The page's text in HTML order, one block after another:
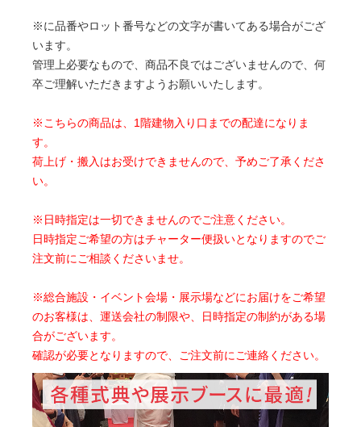
※に品番やロット番号などの文字が書いてある場合がござ
います。
管理上必要なもので、商品不良ではございませんので、何
卒ご理解いただきますようお願いいたします。
※こちらの商品は、1階建物入り口までの配達になりま
す。
荷上げ・搬入はお受けできませんので、予めご了承くださ
い。
※日時指定は一切できませんのでご注意ください。
日時指定ご希望の方はチャーター便扱いとなりますのでご
注文前にご相談くださいませ。
※総合施設・イベント会場・展示場などにお届けをご希望
のお客様は、運送会社の制限や、日時指定の制約がある場
合がございます。
確認が必要となりますので、ご注文前にご連絡ください。